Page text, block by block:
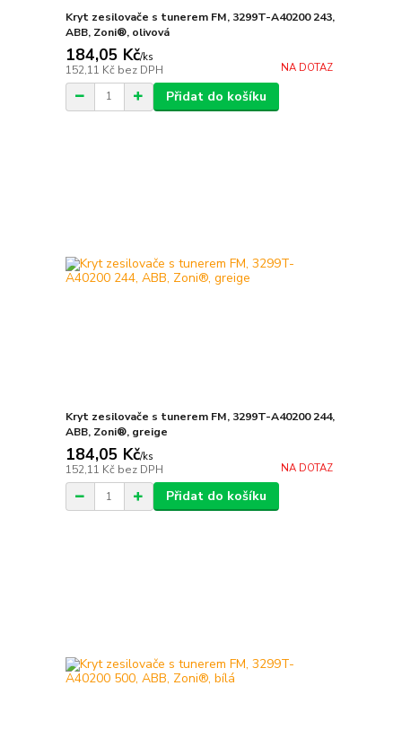
Kryt zesilovače s tunerem FM, 3299T-A40200 243,
ABB, Zoni®, olivová
184,05 Kč/ks
152,11 Kč bez DPH NA DOTAZ
Přidat do košíku
Kryt zesilovače s tunerem FM, 3299T-A40200 244,
ABB, Zoni®, greige
184,05 Kč/ks
152,11 Kč bez DPH NA DOTAZ
Přidat do košíku